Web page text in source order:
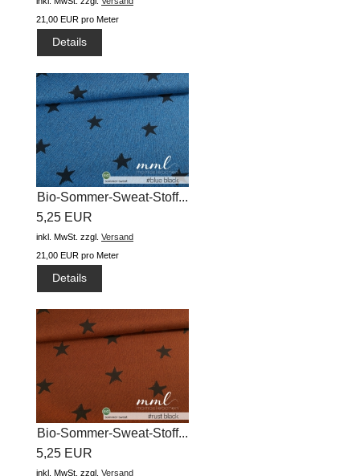
21,00 EUR pro Meter
Details
Bio-Sommer-Sweat-Stoff...
5,25 EUR
inkl. MwSt. zzgl. Versand
21,00 EUR pro Meter
Details
Bio-Sommer-Sweat-Stoff...
5,25 EUR
inkl. MwSt. zzgl. Versand